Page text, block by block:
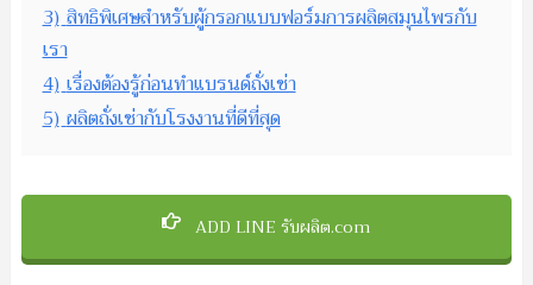
3) สิทธิพิเศษสำหรับผู้กรอกแบบฟอร์มการผลิตสมุนไพรกับ
เรา
4) เรื่องต้องรู้ก่อนทำแบรนด์ถั่งเช่า
5) ผลิตถั่งเช่ากับโรงงานที่ดีที่สุด
ADD LINE รับผลิต.com